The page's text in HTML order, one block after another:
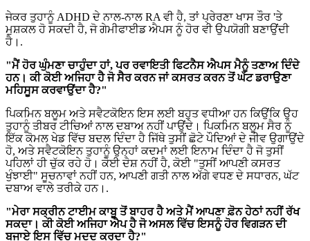
ਜੇਕਰ ਤੁਹਾਨੂੰ ADHD ਦੇ ਨਾਲ-ਨਾਲ RA ਵੀ ਹੈ, ਤਾਂ ਪ੍ਰੇਰਣਾ ਖਾਸ ਤੌਰ 'ਤੇ
ਮੁਸ਼ਕਲ ਹੋ ਸਕਦੀ ਹੈ, ਜੋ ਗੇਮੀਫਾਈਡ ਐਪਸ ਨੂੰ ਹੋਰ ਵੀ ਉਪਯੋਗੀ ਬਣਾਉਂਦੀ
ਹੈ।.
"ਮੈਂ ਹੋਰ ਘੁੰਮਣਾ ਚਾਹੁੰਦਾ ਹਾਂ, ਪਰ ਰਵਾਇਤੀ ਫਿਟਨੈਸ ਐਪਸ ਮੈਨੂੰ ਤਣਾਅ ਦਿੰਦੇ
ਹਨ। ਕੀ ਕੋਈ ਅਜਿਹਾ ਹੈ ਜੋ ਸੈਰ ਕਰਨ ਜਾਂ ਕਸਰਤ ਕਰਨ ਤੋਂ ਘੱਟ ਡਰਾਉਣਾ
ਮਹਿਸੂਸ ਕਰਵਾਉਂਦਾ ਹੈ?"
ਪਿਕਮਿਨ ਬਲੂਮ ਅਤੇ ਸਵੈਟਕੋਇਨ ਇਸ ਲਈ ਬਹੁਤ ਵਧੀਆ ਹਨ ਕਿਉਂਕਿ ਉਹ
ਤੁਹਾਨੂੰ ਤੀਬਰ ਟੀਚਿਆਂ ਨਾਲ ਦਬਾਅ ਨਹੀਂ ਪਾਉਂਦੇ। ਪਿਕਮਿਨ ਬਲੂਮ ਸੈਰ ਨੂੰ
ਇੱਕ ਕੋਮਲ ਖੇਡ ਵਿੱਚ ਬਦਲ ਦਿੰਦਾ ਹੈ ਜਿੱਥੇ ਤੁਸੀਂ ਛੋਟੇ ਪੌਦਿਆਂ ਦੇ ਜੀਵ ਉਗਾਉਂਦੇ
ਹੋ, ਅਤੇ ਸਵੈਟਕੋਇਨ ਤੁਹਾਨੂੰ ਉਨ੍ਹਾਂ ਕਦਮਾਂ ਲਈ ਇਨਾਮ ਦਿੰਦਾ ਹੈ ਜੋ ਤੁਸੀਂ
ਪਹਿਲਾਂ ਹੀ ਚੁੱਕ ਰਹੇ ਹੋ। ਕੋਈ ਦੋਸ਼ ਨਹੀਂ ਹੈ, ਕੋਈ "ਤੁਸੀਂ ਆਪਣੀ ਕਸਰਤ
ਖੁੰਝਾਈ" ਸੂਚਨਾਵਾਂ ਨਹੀਂ ਹਨ, ਆਪਣੀ ਗਤੀ ਨਾਲ ਅੱਗੇ ਵਧਣ ਦੇ ਸਧਾਰਨ, ਘੱਟ
ਦਬਾਅ ਵਾਲੇ ਤਰੀਕੇ ਹਨ।.
"ਮੇਰਾ ਸਕ੍ਰੀਨ ਟਾਈਮ ਕਾਬੂ ਤੋਂ ਬਾਹਰ ਹੈ ਅਤੇ ਮੈਂ ਆਪਣਾ ਫ਼ੋਨ ਹੇਠਾਂ ਨਹੀਂ ਰੱਖ
ਸਕਦਾ। ਕੀ ਕੋਈ ਅਜਿਹਾ ਐਪ ਹੈ ਜੋ ਅਸਲ ਵਿੱਚ ਇਸਨੂੰ ਹੋਰ ਵਿਗੜਨ ਦੀ
ਬਜਾਏ ਇਸ ਵਿੱਚ ਮਦਦ ਕਰਦਾ ਹੈ?"